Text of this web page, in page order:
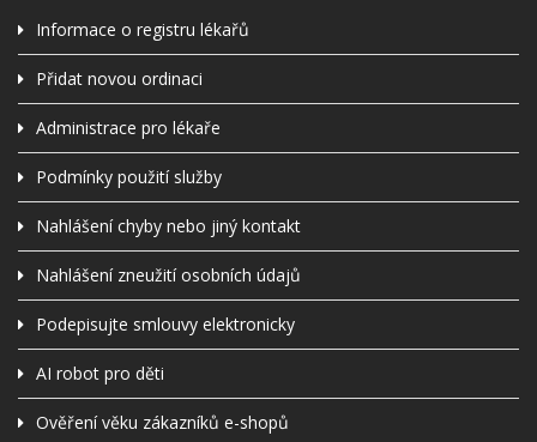
Informace o registru lékařů
Přidat novou ordinaci
Administrace pro lékaře
Podmínky použití služby
Nahlášení chyby nebo jiný kontakt
Nahlášení zneužití osobních údajů
Podepisujte smlouvy elektronicky
AI robot pro děti
Ověření věku zákazníků e-shopů